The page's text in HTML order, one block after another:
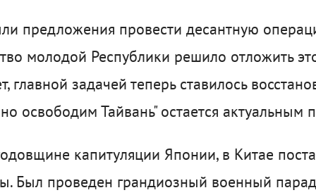
предложения провести десантную
молодой Республики решило отложить
главной задачей теперь ставилось
освободим Тайвань" остается актуальным
капитуляции Японии, в Китае
Был проведен грандиозный военный